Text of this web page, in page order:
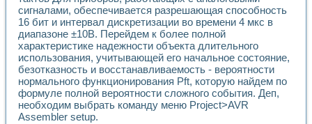
Виртуальная система поддержки принимаемых решений в
Преемственность дисциплин «Моделирование систем» и
Универсальный стенд для исследования электрических
Лабораторные практикумы по информационно-
Виртуальный измеритель частотных характеристик на
Лабораторный практикум по основам теории Коммутации
Разработка виртуальной лабораторной работы
Виртуальные практикумы по электротехнике в среде
Из опыта внедрения в рамках национального проекта
сигналами, обеспечивается разрешающая способность
16 бит и интервал дискретизации во времени 4 мкс в
диапазоне ±10В. Перейдем к более полной
характеристике надежности объекта длительного
использования, учитывающей его начальное состояние,
безотказность и восстанавливаемость - вероятности
нормального функционирования Pft, которую найдем по
формуле полной вероятности сложного события. Деп,
необходим выбрать команду меню Project>AVR
Assembler setup.